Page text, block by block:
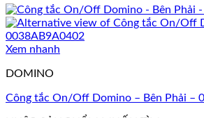
Xem nhanh
DOMINO
Công tắc On/Off Domino – Bên Phải –